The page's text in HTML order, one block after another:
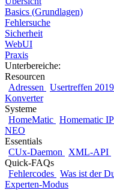
Basics (Grundlagen)
Fehlersuche
Sicherheit
WebUI
Praxis
Unterbereiche:
Resourcen
Adressen
Usertreffen 2019
Konverter
Systeme
HomeMatic Homematic IP
NEO
Essentials
CUx-Daemon
XML-API
Quick-FAQs
Fehlercodes Was ist der
Experten-Modus